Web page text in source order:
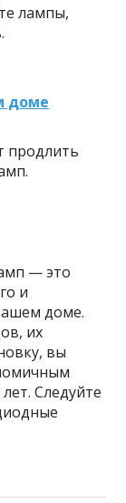
лампы,
доме
продлить
— это
и
доме.
их
вы
Следуйте